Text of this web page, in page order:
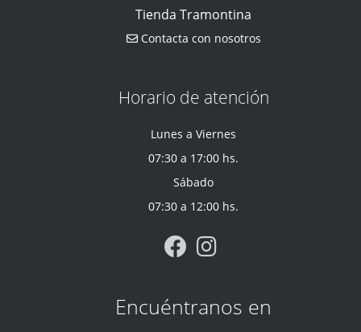
Tienda Tramontina
Contacta con nosotros
Horario de atención
Lunes a Viernes
07:30 a 17:00 hs.
Sábado
07:30 a 12:00 hs.
Encuéntranos en